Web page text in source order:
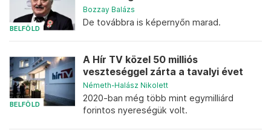
BELFÖLD
Bozzay Balázs
De továbbra is képernyőn marad.
BELFÖLD
A Hír TV közel 50 milliós
veszteséggel zárta a tavalyi évet
Németh-Halász Nikolett
2020-ban még több mint egymilliárd
forintos nyereségük volt.